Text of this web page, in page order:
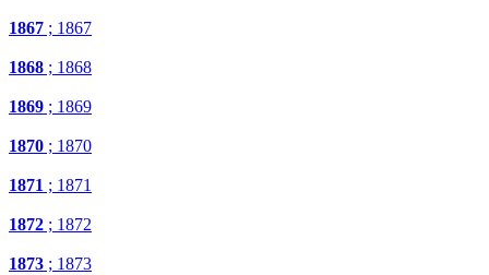
1867 ; 1867
1868 ; 1868
1869 ; 1869
1870 ; 1870
1871 ; 1871
1872 ; 1872
1873 ; 1873